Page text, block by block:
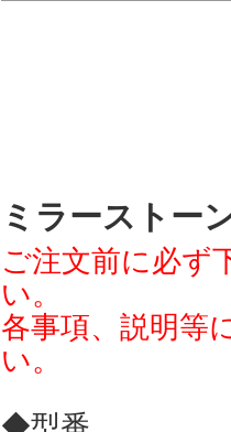
ミラーストー
ご注文前に必ず
い。
各事項、説明等
い。